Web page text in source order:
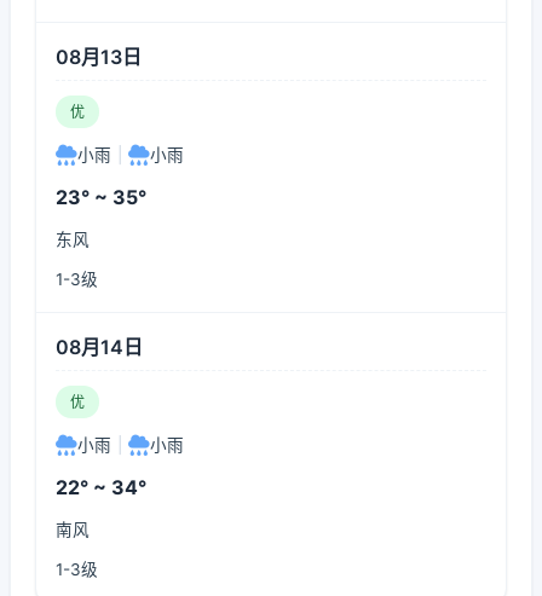
08月13日
优
小雨 小雨
23° ~ 35°
东风
1-3级
08月14日
优
小雨 小雨
22° ~ 34°
南风
1-3级